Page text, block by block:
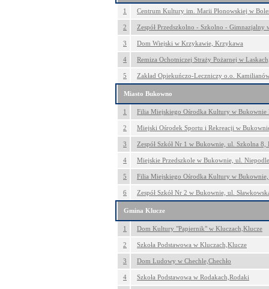
1 Centrum Kultury im. Marii Płonowskiej w
2 Zespół Przedszkolno - Szkolno - Gimnazjalny
3 Dom Wiejski w Krzykawie, Krzykawa
4 Remiza Ochotniczej Straży Pożarnej w
5 Zakład Opiekuńczo-Leczniczy o.o.
Miasto Bukowno
1 Filia Miejskiego Ośrodka Kultury w Bukownie
2 Miejski Ośrodek Sportu i Rekreacji w
3 Zespół Szkół Nr 1 w Bukownie, ul. Szkolna 8,
4 Miejskie Przedszkole w Bukownie, ul.
5 Filia Miejskiego Ośrodka Kultury w
6 Zespół Szkół Nr 2 w Bukownie, ul.
Gmina Klucze
1 Dom Kultury "Papiernik" w Kluczach,Klucze
2 Szkoła Podstawowa w Kluczach,Klucze
3 Dom Ludowy w Chechle,Chechło
4 Szkoła Podstawowa w Rodakach,Rodaki